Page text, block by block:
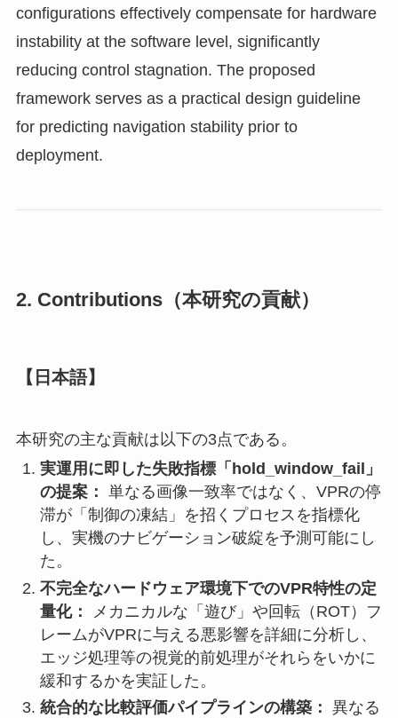
configurations effectively compensate for hardware
instability at the software level, significantly
reducing control stagnation. The proposed
framework serves as a practical design guideline
for predicting navigation stability prior to
deployment.
2. Contributions（本研究の貢献）
【日本語】
本研究の主な貢献は以下の3点である。
実運用に即した失敗指標「hold_window_fail」
の提案： 単なる画像一致率ではなく、VPRの停
滞が「制御の凍結」を招くプロセスを指標化
し、実機のナビゲーション破綻を予測可能にし
た。
不完全なハードウェア環境下でのVPR特性の定
量化：
メカニカルな「遊び」や回転（ROT）フ
レームがVPRに与える悪影響を詳細に分析し、
エッジ処理等の視覚的前処理がそれらをいかに
緩和するかを実証した。
統合的な比較評価パイプラインの構築： 異なる